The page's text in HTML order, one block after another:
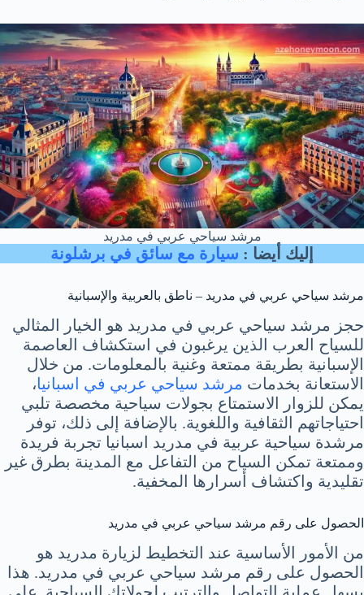
مرشد سياحي عربي في مدريد
إليك أيضا : سيارة مع سائق في برشلونة
مرشد سياحي عربي في مدريد – ناطق بالعربية والإسبانية
حجز مرشد سياحي عربي في مدريد هو الخيار المثالي
للسياح العرب الذين يرغبون في استكشاف العاصمة
الإسبانية بطريقة ممتعة وغنية بالمعلومات. من خلال
الاستعانة بخدمات مرشد سياحي عربي في اسبانيا،
يمكن للزوار الاستمتاع بجولات سياحية مخصصة تلبي
احتياجاتهم الثقافية واللغوية. بالإضافة إلى ذلك، توفر
مرشدة سياحية عربية في مدريد اسبانيا تجربة فريدة
وممتعة تمكن السياح من التفاعل مع المدينة بطرق غير
تقليدية واكتشاف أسرارها المخفية.
الحصول على رقم مرشد سياحي عربي في مدريد
من الأمور الأساسية عند التخطيط لزيارة مدريد هو
الحصول على رقم مرشد سياحي عربي في مدريد. هذا